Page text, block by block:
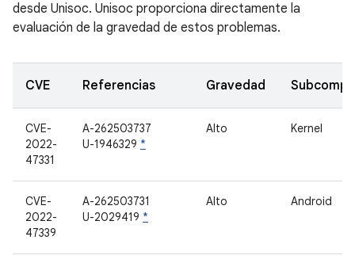
desde Unisoc. Unisoc proporciona directamente la
evaluación de la gravedad de estos problemas.
CVE Referencias Gravedad
CVE-
2022-
47331
A-262503737
U-1946329 *
Alto Kernel
CVE-
2022-
47339
A-262503731
U-2029419 *
Alto Android